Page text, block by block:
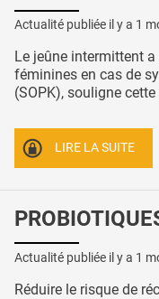
Actualité publiée il y a 1
Le jeûne intermittent
féminines en cas de
(SOPK), souligne cette
LIRE LA SUITE
Actualité publiée il y a 1
Réduire le risque de